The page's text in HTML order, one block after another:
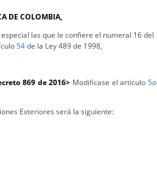
DE COLOMBIA,
las que le confiere el numeral 16 del
54de la Ley 489 de 1998,
869 de 2016> Modificase el artículo 5o
Exteriores será la siguiente: